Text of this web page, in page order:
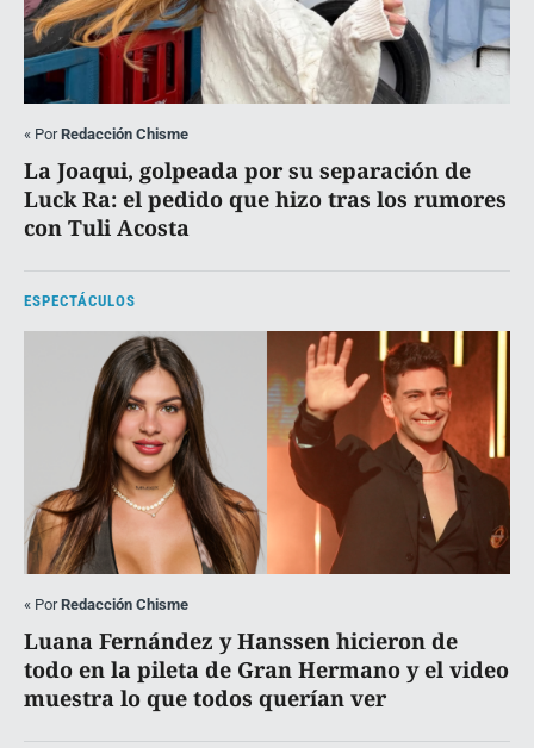
« PorRedacción Chisme
La Joaqui, golpeada por su separación de
Luck Ra: el pedido que hizo tras los rumores
con Tuli Acosta
ESPECTÁCULOS
« PorRedacción Chisme
Luana Fernández y Hanssen hicieron de
todo en la pileta de Gran Hermano y el video
muestra lo que todos querían ver